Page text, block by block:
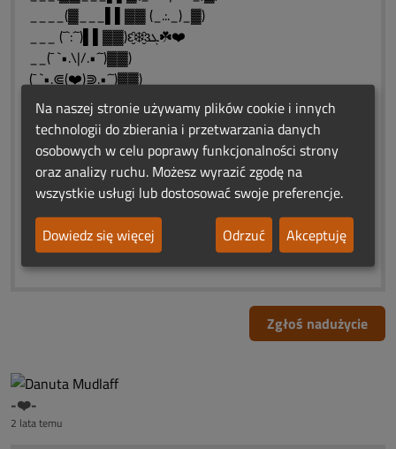
____(▓___▌▌▓▓ (_.:._)_▓)
___ (¯`:´¯)▌▌▓▓)ԑ̮̑❄️̮̑ɜܓ☘️❤️
__(¯ `•.\|/.•´¯)▓▓)
(¯ `•.⋐(❤️)⋑.•´¯)▓▓)
__(_.•´/|\`•._)▓▓▓▓▓)
___(_.:._)▓▓▓▓▓▓▓▓)
❤️♨ԑ̮̑♦̮̑ɜܓ♨❤️♨ԑ̮̑♦̮̑ɜܓ♨❤️
✬ *♥* ✬ *♥*✬ *♥* ✬ *♥* ✬
"Nie umiera ten,kto trwa
w sercach i pamięci naszej"
❤️♨ԑ̮̑♦̮̑ɜܓ♨❤️♨ԑ̮̑♦̮̑ɜܓ♨❤️
✬ *♥* ✬ *♥*✬ *♥* ✬ *♥* ✬
Zgłoś nadużycie
-❤️-
2 lata temu
Na naszej stronie używamy plików cookie i innych
technologii do zbierania i przetwarzania danych
osobowych w celu poprawy funkcjonalności strony
oraz analizy ruchu. Możesz wyrazić zgodę na
wszystkie usługi lub dostosować swoje preferencje.
Dowiedz się więcej
Odrzuć Akceptuję